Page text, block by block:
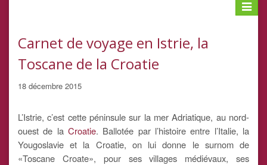
Toggle
Carnet de voyage en Istrie, la
Toscane de la Croatie
18 décembre 2015
L’Istrie, c’est cette péninsule sur la mer Adriatique, au nord-
ouest de la Croatie. Ballotée par l’histoire entre l’Italie, la
Yougoslavie et la Croatie, on lui donne le surnom de
«Toscane Croate», pour ses villages médiévaux, ses